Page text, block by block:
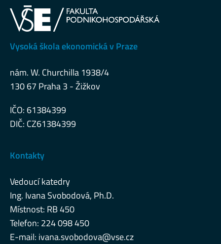
Vysoká škola ekonomická v Praze
nám. W. Churchilla 1938/4
130 67 Praha 3 - Žižkov
IČO: 61384399
DIČ: CZ61384399
Kontakty
Vedoucí katedry
Ing. Ivana Svobodová, Ph.D.
Místnost: RB 450
Telefon: 224 098 450
E-mail: ivana.svobodova@vse.cz